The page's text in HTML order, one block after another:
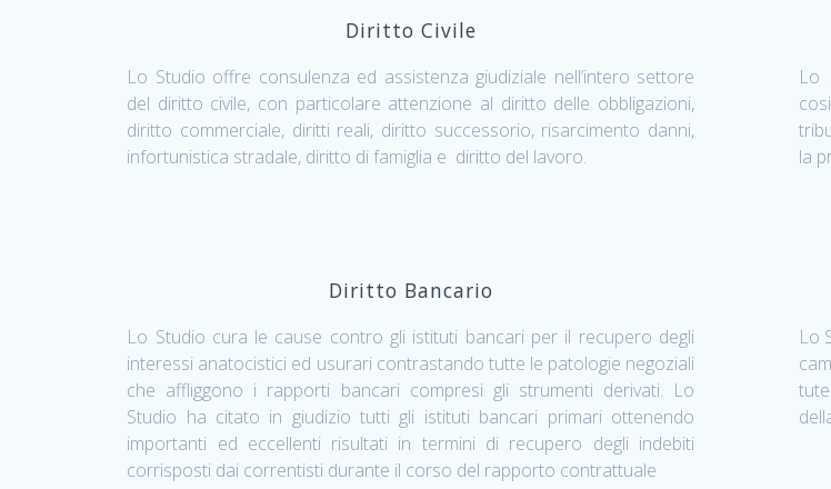
Diritto Civile
Lo Studio offre consulenza ed assistenza giudiziale nell’intero settore
del diritto civile, con particolare attenzione al diritto delle obbligazioni,
diritto commerciale, diritti reali, diritto successorio, risarcimento danni,
infortunistica stradale, diritto di famiglia e diritto del lavoro.
Lo
la
Diritto Bancario
Lo Studio cura le cause contro gli istituti bancari per il recupero degli
interessi anatocistici ed usurari contrastando tutte le patologie negoziali
che affliggono i rapporti bancari compresi gli strumenti derivati. Lo
Studio ha citato in giudizio tutti gli istituti bancari primari ottenendo
importanti ed eccellenti risultati in termini di recupero degli indebiti
corrisposti dai correntisti durante il corso del rapporto contrattuale
Lo